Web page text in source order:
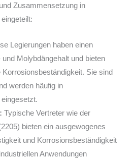
Zusammensetzung in
Legierungen haben einen
Molybdängehalt und bieten
Korrosionsbeständigkeit. Sie sind
werden häufig in
Typische Vertreter wie der
bieten ein ausgewogenes
und Korrosionsbeständigkeit
Anwendungen